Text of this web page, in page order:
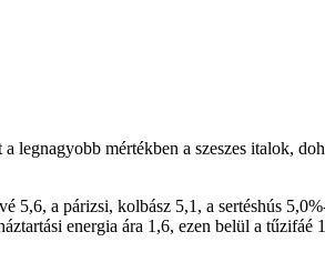
legnagyobb mértékben a szeszes italok,
5,6, a párizsi, kolbász 5,1, a sertéshús
energia ára 1,6, ezen belül a tűzifáé